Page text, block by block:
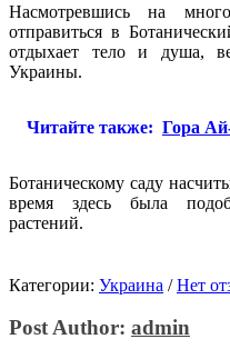
Насмотревшись на
отправиться в
отдыхает тело и душа,
Украины.
Читайте также: Гора
Ботаническому саду
время здесь была
растений.
Категории: Украина / Нет
Post Author: admin